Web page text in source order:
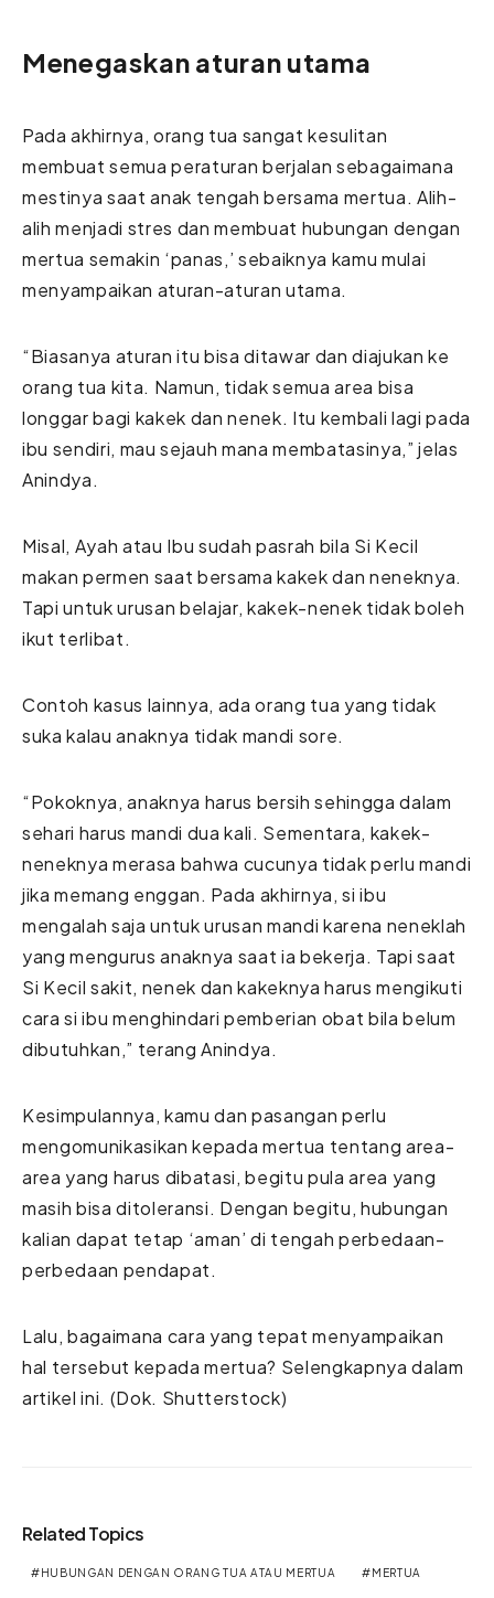
Menegaskan aturan utama
Pada akhirnya, orang tua sangat kesulitan
membuat semua peraturan berjalan sebagaimana
mestinya saat anak tengah bersama mertua. Alih-
alih menjadi stres dan membuat hubungan dengan
mertua semakin ‘panas,’ sebaiknya kamu mulai
menyampaikan aturan-aturan utama.
“Biasanya aturan itu bisa ditawar dan diajukan ke
orang tua kita. Namun, tidak semua area bisa
longgar bagi kakek dan nenek. Itu kembali lagi pada
ibu sendiri, mau sejauh mana membatasinya,” jelas
Anindya.
Misal, Ayah atau Ibu sudah pasrah bila Si Kecil
makan permen saat bersama kakek dan neneknya.
Tapi untuk urusan belajar, kakek-nenek tidak boleh
ikut terlibat.
Contoh kasus lainnya, ada orang tua yang tidak
suka kalau anaknya tidak mandi sore.
“Pokoknya, anaknya harus bersih sehingga dalam
sehari harus mandi dua kali. Sementara, kakek-
neneknya merasa bahwa cucunya tidak perlu mandi
jika memang enggan. Pada akhirnya, si ibu
mengalah saja untuk urusan mandi karena neneklah
yang mengurus anaknya saat ia bekerja. Tapi saat
Si Kecil sakit, nenek dan kakeknya harus mengikuti
cara si ibu menghindari pemberian obat bila belum
dibutuhkan,” terang Anindya.
Kesimpulannya, kamu dan pasangan perlu
mengomunikasikan kepada mertua tentang area-
area yang harus dibatasi, begitu pula area yang
masih bisa ditoleransi. Dengan begitu, hubungan
kalian dapat tetap ‘aman’ di tengah perbedaan-
perbedaan pendapat.
Lalu, bagaimana cara yang tepat menyampaikan
hal tersebut kepada mertua? Selengkapnya dalam
artikelini. (Dok. Shutterstock)
Related Topics
HUBUNGAN DENGAN ORANG TUA ATAU MERTUA MERTUA